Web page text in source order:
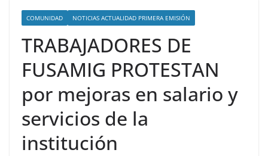
COMUNIDAD NOTICIAS ACTUALIDAD PRIMERA EMISIÓN
TRABAJADORES DE
FUSAMIG PROTESTAN
por mejoras en salario y
servicios de la
institución